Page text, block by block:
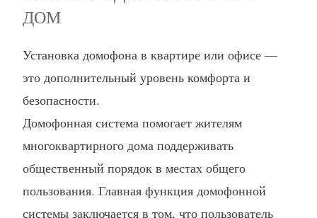
ДОМ
Установка домофона в квартире или офисе —
это дополнительный уровень комфорта и
безопасности.
Домофонная система помогает жителям
многоквартирного дома поддерживать
общественный порядок в местах общего
пользования. Главная функция домофонной
системы заключается в том, что пользователь